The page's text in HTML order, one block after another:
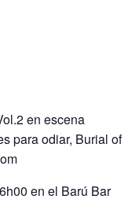
en escena
para odiar, Burial of
en el Barú Bar